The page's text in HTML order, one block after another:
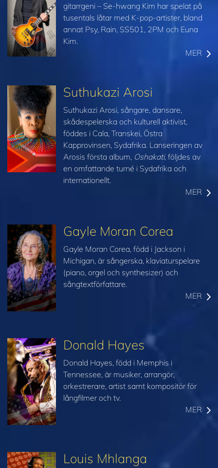
gitarrgeni – Se-hwang Kim har spelat på
tusentals låtar med K-pop-artister, bland
annat Psy, Rain, SS501, 2PM och Euna
Kim.
MER
Suthukazi Arosi
Suthukazi Arosi, sångare, dansare,
skådespelerska och kulturell aktivist,
föddes i Cala, Transkei, Östra
Kapprovinsen, Sydafrika. Lanseringen av
Arosis första album, Oshakati, följdes av
en omfattande turné i Sydafrika och
internationellt.
MER
Gayle Moran Corea
Gayle Moran Corea, född i Jackson i
Michigan, är sångerska, klaviaturspelare
(piano, orgel och synthesizer) och
sångtextförfattare.
MER
Donald Hayes
Donald Hayes, född i Memphis i
Tennessee, är musiker, arrangör,
orkestrerare, artist samt kompositör för
långfilmer och tv.
MER
Louis Mhlanga